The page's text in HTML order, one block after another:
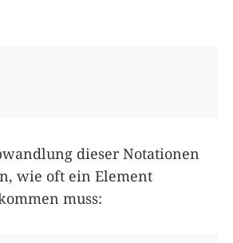
dieser Notationen
wie oft ein Element
muss: